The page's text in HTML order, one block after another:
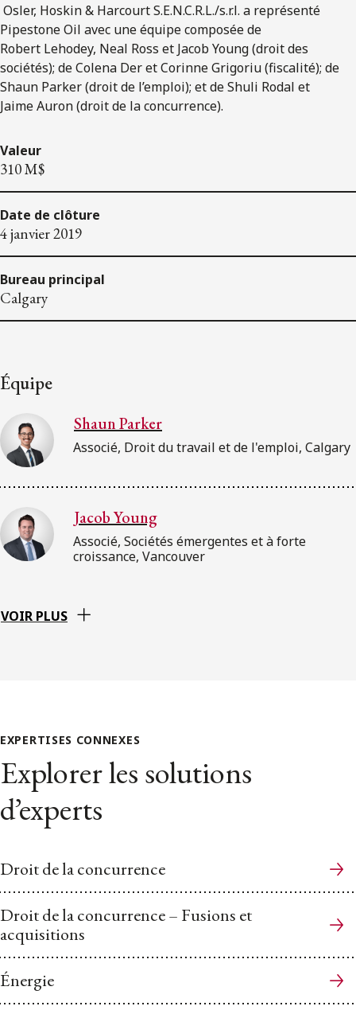
Osler, Hoskin & Harcourt S.E.N.C.R.L./s.r.l. a représenté
Pipestone Oil avec une équipe composée de
Robert Lehodey, Neal Ross et Jacob Young (droit des
sociétés); de Colena Der et Corinne Grigoriu (fiscalité); de
Shaun Parker (droit de l’emploi); et de Shuli Rodal et
Jaime Auron (droit de la concurrence).
Valeur
310 M$
Date de clôture
4 janvier 2019
Bureau principal
Calgary
Équipe
Shaun Parker
Associé, Droit du travail et de l'emploi, Calgary
Jacob Young
Associé, Sociétés émergentes et à forte
croissance, Vancouver
VOIR PLUS
EXPERTISES CONNEXES
Explorer les solutions
d’experts
Droit de la concurrence
Droit de la concurrence – Fusions et
acquisitions
Énergie